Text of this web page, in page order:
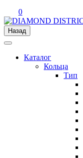
0
Назад
Каталог
Кольца
Тип